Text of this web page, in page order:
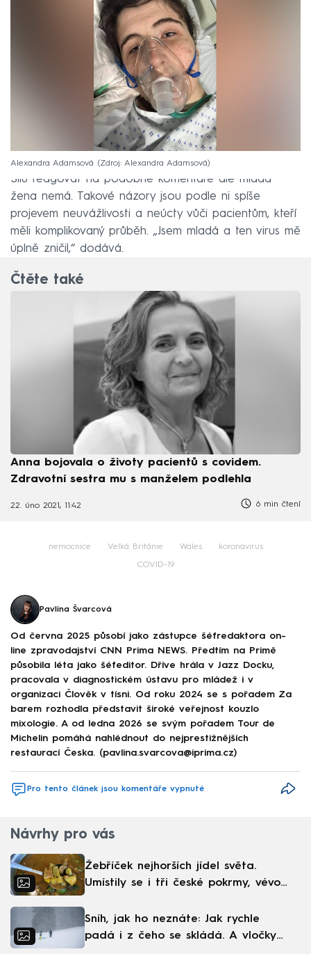
Alexandra Adamsová Zdroj: Alexandra Adamsová
Sílu reagovat na podobné komentáře ale mladá
žena nemá. Takové názory jsou podle ni spíše
projevem neuvážlivosti a neúcty vůči pacientům, kteří
měli komplikovaný průběh. „Jsem mladá a ten virus mě
úplně zničil,“ dodává.
Čtěte také
Anna bojovala o životy pacientů s covidem.
Zdravotní sestra mu s manželem podlehla
22. úno 2021, 11:42 6 min čtení
nemocnice Velká Británie Wales koronavirus
COVID-19
Pavlína Švarcová
Od června 2025 působí jako zástupce šéfredaktora on-
line zpravodajství CNN Prima NEWS. Předtím na Primě
působila léta jako šéfeditor. Dříve hrála v Jazz Docku,
pracovala v diagnostickém ústavu pro mládež i v
organizaci Člověk v tísni. Od roku 2024 se s pořadem Za
barem rozhodla představit široké veřejnost kouzlo
mixologie. A od ledna 2026 se svým pořadem Tour de
Michelin pomáhá nahlédnout do nejprestižnějších
restaurací Česka. (pavlina.svarcova@iprima.cz)
Pro tento článek jsou komentáře vypnuté
Návrhy pro vás
Žebříček nejhorších jídel světa.
Umístily se i tři české pokrmy, vévodí
Sníh, jak ho neznáte: Jak rychle
padá i z čeho se skládá. A vločky